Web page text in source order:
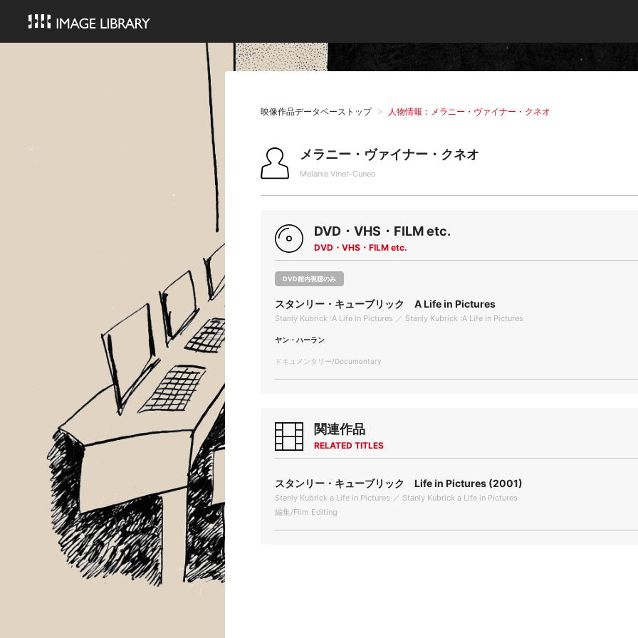
映像作品データベーストップ 人物情報：メラニー・ヴァイナー・クネオ
メラニー・ヴァイナー・クネオ
Melanie Viner-Cuneo
DVD・VHS・FILM etc.
DVD・VHS・FILM etc.
DVD館内視聴のみ
スタンリー・キューブリック A Life in Pictures
Stanly Kubrick :A Life in Pictures ／ Stanly Kubrick :A Life in Pictures
ヤン・ハーラン
ドキュメンタリー/Documentary
関連作品
RELATED TITLES
スタンリー・キューブリック Life in Pictures (2001)
Stanly Kubrick a Life in Pictures ／ Stanly Kubrick a Life in Pictures
編集/Film Editing